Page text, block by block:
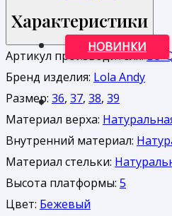
НОВИНКИ
Характеристики
Артикул производителя:LO-
Бренд изделия: Lola Andy
Размер: 36, 37, 38, 39
Материал верха:
Внутренний материал:
Материал стельки:
Высота платформы: 5
Цвет: Бежевый